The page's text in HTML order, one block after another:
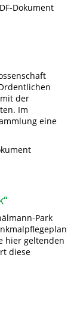
Dokument
der
Im
eine
Park
hier geltenden
diese